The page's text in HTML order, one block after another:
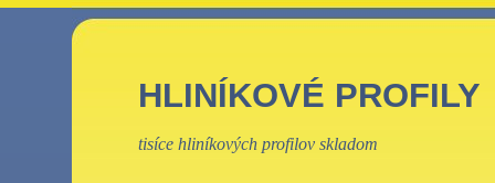
HLINÍKOVÉ PROFILY
tisíce hliníkových profilov skladom